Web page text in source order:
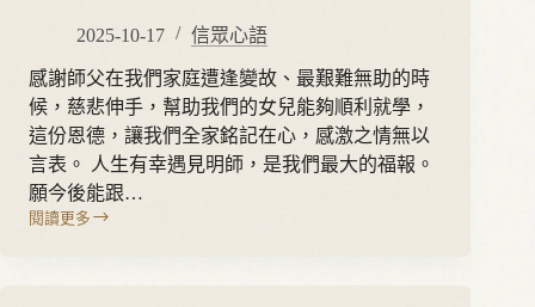
2025-10-17 信眾心語
感謝師父在我們家庭遭逢變故、最艱難無助的時
候，慈悲伸手，幫助我們的女兒能夠順利就學，
這份恩德，讓我們全家銘記在心，感激之情無以
言表。 人生有幸遇見明師，是我們最大的福報。
願今後能跟…
閱讀更多
塗